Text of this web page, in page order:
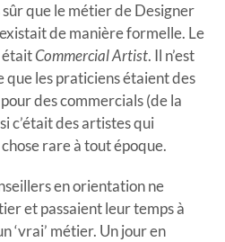
sûr que le métier de Designer
de manière formelle. Le
étaitCommercial Artist. Il n’est
que les praticiens étaient des
des commercials (de la
c’était des artistes qui
rare à tout époque.
en orientation ne
et passaient leur temps à
‘vrai’ métier. Un jour en